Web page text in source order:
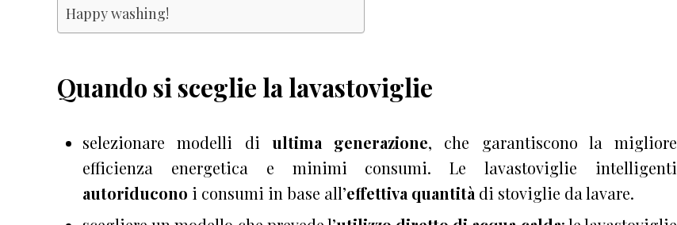
Happy washing!
Quando si sceglie la lavastoviglie
selezionare modelli di ultima generazione, che garantiscono la migliore
efficienza energetica e minimi consumi. Le lavastoviglie intelligenti
autoriducono i consumi in base all’effettiva quantità di stoviglie da lavare.